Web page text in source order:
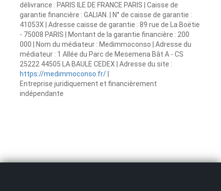
délivrance : PARIS ILE DE FRANCE PARIS | Caisse de
garantie financière : GALIAN. | N° de caisse de garantie :
41053X | Adresse caisse de garantie : 89 rue de La Boëtie
- 75008 PARIS | Montant de la garantie financière : 200
000 | Nom du médiateur : Medimmoconso | Adresse du
médiateur : 1 Allée du Parc de Mesemena Bât A - CS
25222 44505 LA BAULE CEDEX | Adresse du site :
https://medimmoconso.fr/
Entreprise juridiquement et financièrement
indépendante